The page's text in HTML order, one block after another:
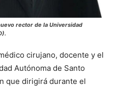
rector de la Universidad
cirujano, docente y el
Autónoma de Santo
que dirigirá durante el